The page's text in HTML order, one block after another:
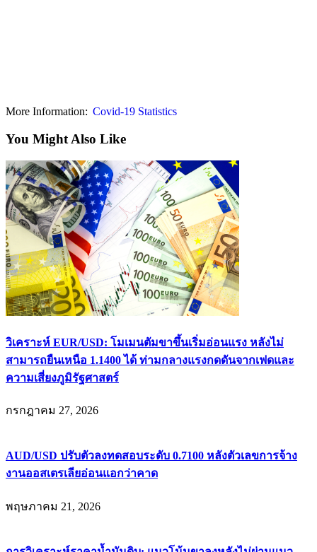
More Information: Covid-19 Statistics
You Might Also Like
วิเคราะห์ EUR/USD: โมเมนตัมขาขึ้นเริ่มอ่อนแรง หลังไม่
สามารถยืนเหนือ 1.1400 ได้ ท่ามกลางแรงกดดันจากเฟดและ
ความเสี่ยงภูมิรัฐศาสตร์
กรกฎาคม 27, 2026
AUD/USD ปรับตัวลงทดสอบระดับ 0.7100 หลังตัวเลขการจ้าง
งานออสเตรเลียอ่อนแอกว่าคาด
พฤษภาคม 21, 2026